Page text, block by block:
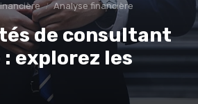
Analyse financière
de consultant
: explorez les